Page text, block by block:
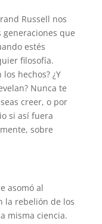
Russell nos
que
estés
filosofía.
hechos? ¿Y
Nunca te
creer, o por
si así fuera
sobre
asomó al
la rebelión de los
misma ciencia.